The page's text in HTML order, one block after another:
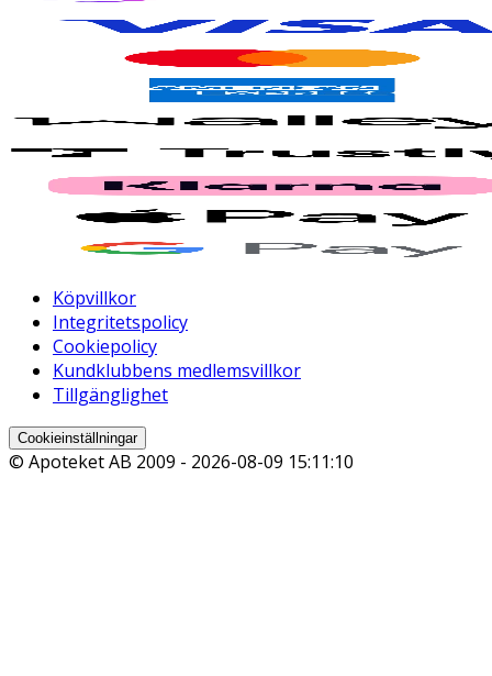
Köpvillkor
Integritetspolicy
Cookiepolicy
Kundklubbens medlemsvillkor
Tillgänglighet
Cookieinställningar
© Apoteket AB 2009 - 2026-08-09 15:11:10